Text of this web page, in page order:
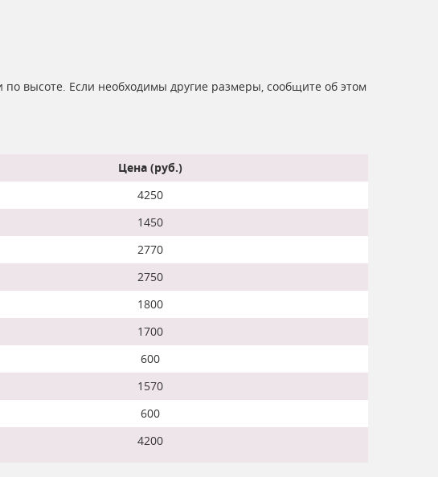
высоте. Если необходимы другие размеры, сообщите об этом
Цена (руб.)
4250
1450
2770
2750
1800
1700
600
1570
600
4200